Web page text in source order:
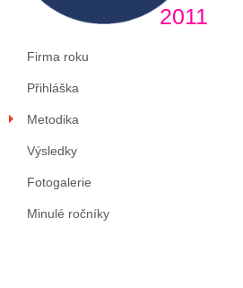
2011
Firma roku
Přihláška
Metodika
Výsledky
Fotogalerie
Minulé ročníky